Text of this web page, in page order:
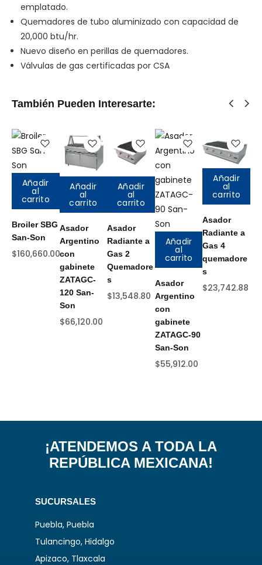
emplatado.
Quemadores de tubo aluminizado con capacidad de
20,000 btu/hr.
Nuevo diseño en perillas de quemadores.
Válvulas de gas certificadas por CSA
También Pueden Interesarte:
Añadir
al
carrito
Broiler SBG
San-Son
$160,660.00
Añadir
al
carrito
Asador
Argentino
con
gabinete
ZATAGC-
120 San-
Son
$66,120.00
Añadir
al
carrito
Asador
Radiante a
Gas 2
Quemadore
s
$13,548.80
Añadir
al
carrito
Asador
Argentino
con
gabinete
ZATAGC-90
San-Son
$55,912.00
Añadir
al
carrito
Asador
Radiante a
Gas 4
quemadore
s
$23,742.88
¡ATENDEMOS A TODA LA
REPÚBLICA MEXICANA!
SUCURSALES
Puebla, Puebla
Tulancingo, Hidalgo
Apizaco, Tlaxcala